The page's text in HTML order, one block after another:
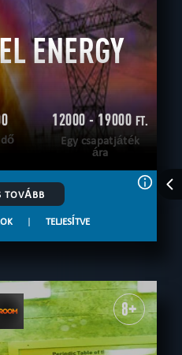
ENERGY
12000 - 19000 FT.
Egy csapatjáték
ára
TOVÁBB
| TELJESÍTVE
8+